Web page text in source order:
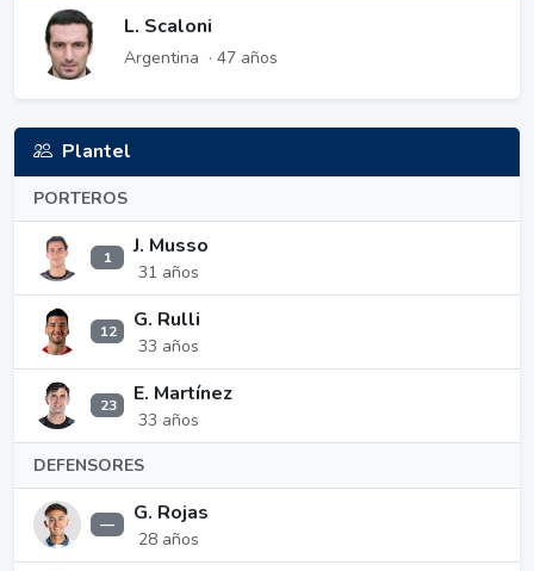
L. Scaloni
Argentina · 47 años
Plantel
PORTEROS
1 J. Musso
31 años
12 G. Rulli
33 años
23 E. Martínez
33 años
DEFENSORES
— G. Rojas
28 años